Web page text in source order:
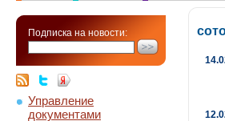
Подписка на новости:
Управление
документами